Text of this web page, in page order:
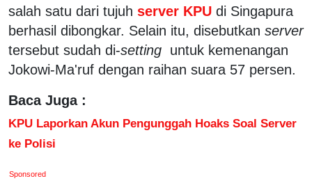
salah satu dari tujuh server KPU di Singapura
berhasil dibongkar. Selain itu, disebutkan server
tersebut sudah di-setting untuk kemenangan
Jokowi-Ma'ruf dengan raihan suara 57 persen.
Baca Juga :
KPU Laporkan Akun Pengunggah Hoaks Soal Server
ke Polisi
Sponsored